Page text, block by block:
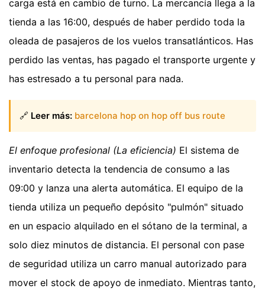
carga está en cambio de turno. La mercancía llega a la
tienda a las 16:00, después de haber perdido toda la
oleada de pasajeros de los vuelos transatlánticos. Has
perdido las ventas, has pagado el transporte urgente y
has estresado a tu personal para nada.
🔗 Leer más: barcelona hop on hop off bus route
El enfoque profesional (La eficiencia) El sistema de
inventario detecta la tendencia de consumo a las
09:00 y lanza una alerta automática. El equipo de la
tienda utiliza un pequeño depósito "pulmón" situado
en un espacio alquilado en el sótano de la terminal, a
solo diez minutos de distancia. El personal con pase
de seguridad utiliza un carro manual autorizado para
mover el stock de apoyo de inmediato. Mientras tanto,